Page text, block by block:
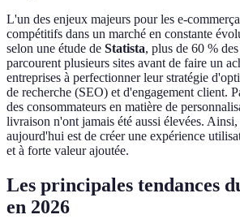
L'un des enjeux majeurs pour les e-
compétitifs dans un marché en constante
selon une étude de Statista, plus de 60 %
parcourent plusieurs sites avant de faire un
entreprises à perfectionner leur stratégie
de recherche (SEO) et d'engagement client.
des consommateurs en matière de
livraison n'ont jamais été aussi élevées.
aujourd'hui est de créer une expérience
et à forte valeur ajoutée.
Les principales tendances
en 2026